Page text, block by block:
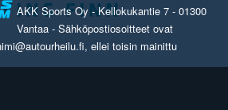
AKK Sports Oy - Kellokukantie 7 - 01300
Vantaa - Sähköpostiosoitteet ovat
ellei toisin mainittu